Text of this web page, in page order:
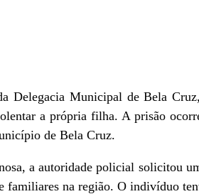
Delegacia Municipal de Bela
a própria filha. A prisão
de Bela Cruz.
a autoridade policial solicitou
familiares na região. O indivíduo